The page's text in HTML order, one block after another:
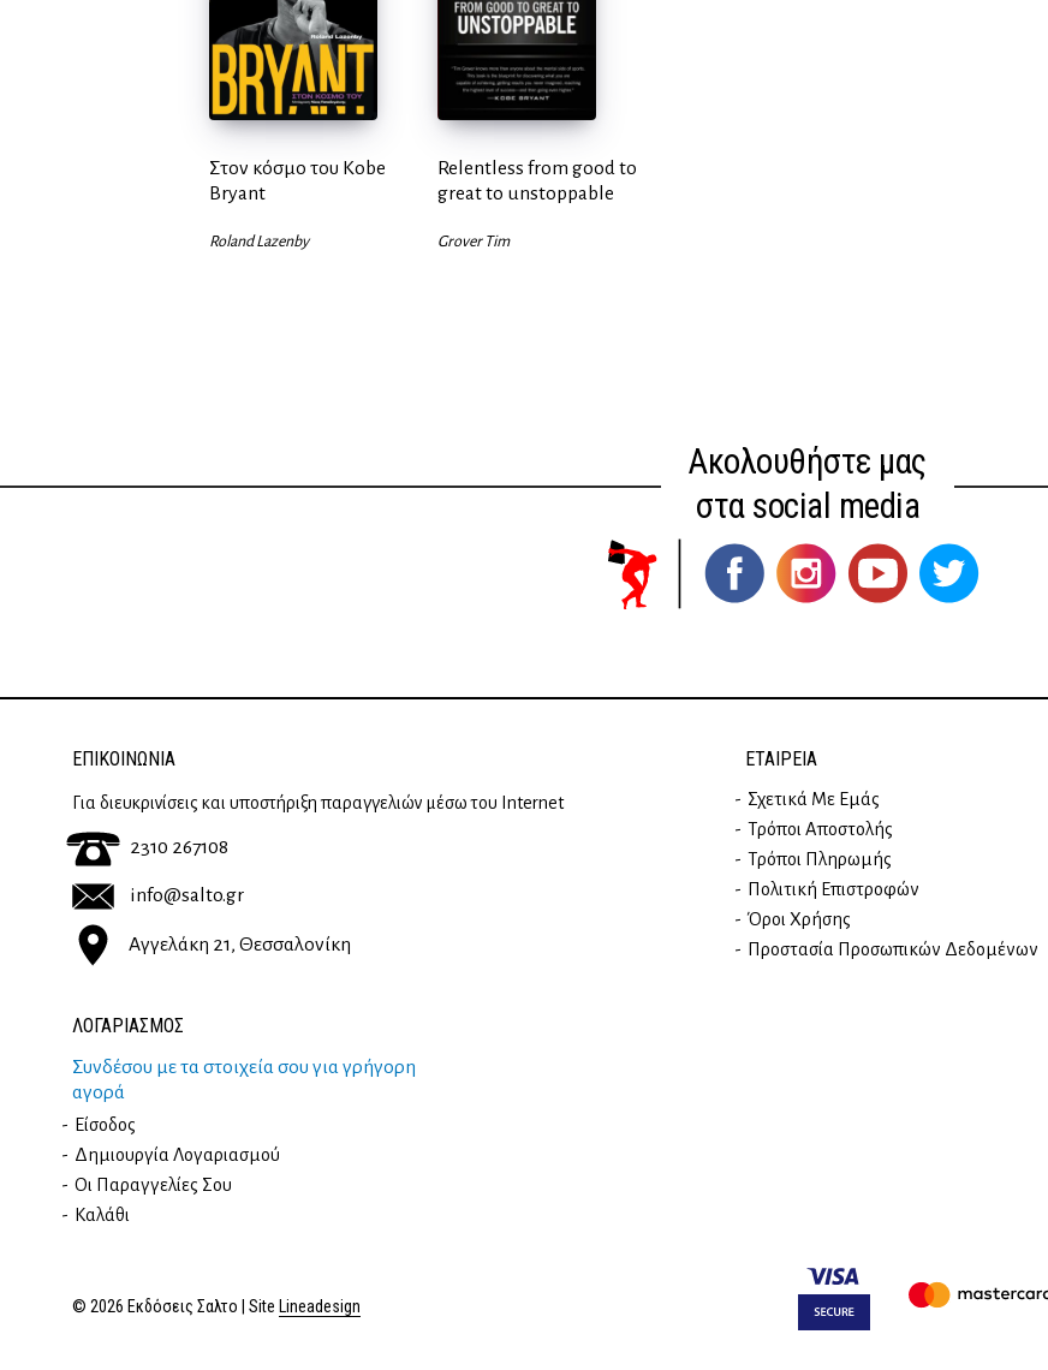
Στον κόσμο του Kobe
Bryant
Roland Lazenby
Relentless from good to
great to unstoppable
Grover Tim
Ακολουθήστε μας
στα social media
ΕΠΙΚΟΙΝΩΝΊΑ
Για διευκρινίσεις και υποστήριξη παραγγελιών μέσω του Internet
2310 267108
info@salto.gr
Αγγελάκη 21, Θεσσαλονίκη
ΕΤΑΙΡΕΊΑ
Σχετικά Με Εμάς
Τρόποι Αποστολής
Τρόποι Πληρωμής
Πολιτική Επιστροφών
Όροι Χρήσης
Προστασία Προσωπικών Δεδομένων
ΛΟΓΑΡΙΑΣΜΟΣ
Συνδέσου με τα στοιχεία σου για γρήγορη
αγορά
Είσοδος
Δημιουργία Λογαριασμού
Οι Παραγγελίες Σου
Καλάθι
© 2026 Εκδόσεις Σαλτο | Site Lineadesign